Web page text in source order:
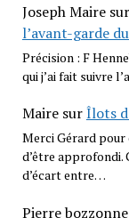
Joseph Mairesur
l’avant-garde
Précision : F
qui j’ai fait suivre
MairesurÎlots
Merci Gérard
d’être approfondi.
d’écart entre…
Pierre bozzonne